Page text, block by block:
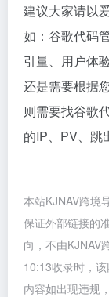
建议大家请以
如：谷歌代码
引量、用户体
还是需要根据
则需要找谷歌
的IP、PV、跳
本站KJNAV跨境
保证外部链接的
向，不由KJNAV
10:13收录时，
内容如出现违规